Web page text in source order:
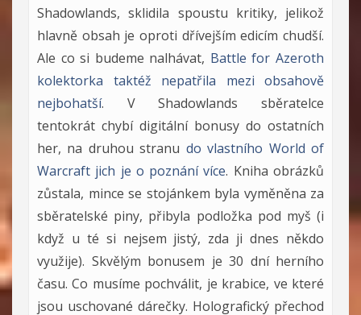
Shadowlands, sklidila spoustu kritiky, jelikož
hlavně obsah je oproti dřívejším edicím chudší.
Ale co si budeme nalhávat, Battle for Azeroth
kolektorka taktéž nepatřila mezi obsahově
nejbohatší. V Shadowlands sběratelce
tentokrát chybí digitální bonusy do ostatních
her, na druhou stranu do vlastního World of
Warcraft jich je o poznání více. Kniha obrázků
zůstala, mince se stojánkem byla vyměněna za
sběratelské piny, přibyla podložka pod myš (i
když u té si nejsem jistý, zda ji dnes někdo
využije). Skvělým bonusem je 30 dní herního
času. Co musíme pochválit, je krabice, ve které
jsou uschované dárečky. Holografický přechod